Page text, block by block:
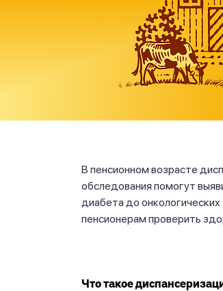
В пенсионном возрасте
обследования помогут
диабета до
пенсионерам проверить
Что такое